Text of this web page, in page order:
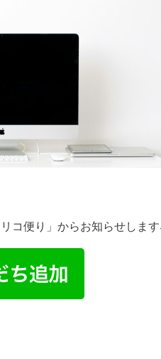
コ便り」からお知らせします